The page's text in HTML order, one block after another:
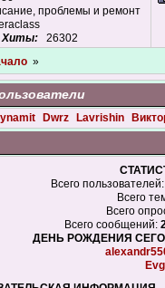
проблемы и ремонт
Хиты: 26302
»
Dwrz Lavrishin
Всего пользователей:
Всего
Всего
Всего сообщений:
ДЕНЬ РОЖДЕНИЯ